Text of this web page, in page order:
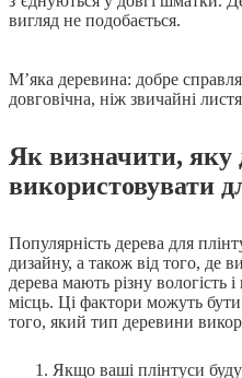
вигляд не подобається.
М’яка деревина: добре
довговічна, ніж звичайні
Як визначити, яку
використовувати
Популярність дерева для
дизайну, а також від того, де
дерева мають різну вологість
місць. Ці фактори можуть
того, який тип деревини
Якщо ваші плінтуси